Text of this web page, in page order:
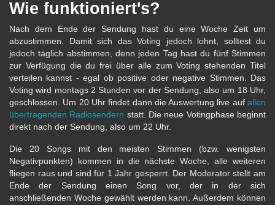
Wie funktioniert's?
Nach dem Ende der Sendung hast du eine Woche Zeit um
abzustimmen. Damit sich das Voting jedoch lohnt, solltest du
jedoch täglich abstimmen, denn jeden Tag hast du fünf Stimmen
zur Verfügung die du frei über alle zum Voting stehenden Titel
verteilen kannst - egal ob positive oder negative Stimmen. Das
Voting wird montags 2 Stunden vor der Sendung, also um 18 Uhr,
geschlossen. Um 20 Uhr findet dann die Auswertung live auf allen
übertragenden Radiosendern statt. Die neue Votingphase beginnt
direkt nach der Sendung, also um 22 Uhr.
Die 20 Songs mit den meisten Stimmen (bzw. wenigsten
Negativpunkten) kommen in die nächste Woche, alle weiteren
fliegen raus und sind für 1 Jahr gesperrt. Der Moderator stellt am
Ende der Sendung einen Song vor, der in der sich
anschließenden Woche gewählt werden kann. Außerdem können